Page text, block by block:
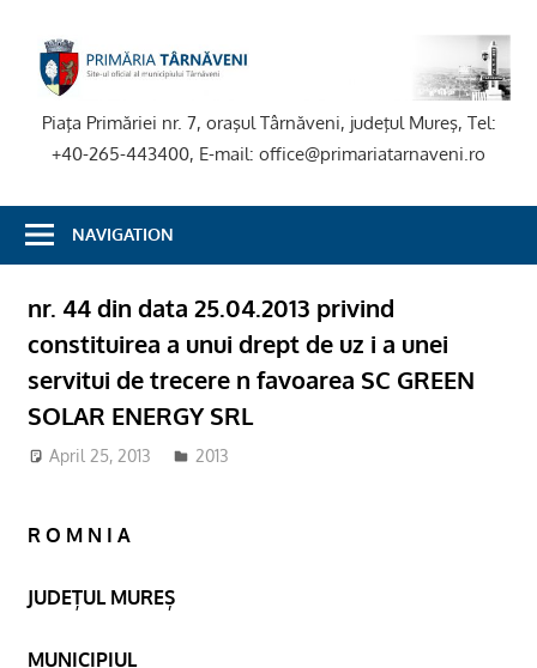
content
Piaţa Primăriei nr. 7, oraşul Târnăveni, judeţul Mureş, Tel:
+40-265-443400, E-mail: office@primariatarnaveni.ro
NAVIGATION
nr. 44 din data 25.04.2013 privind
constituirea a unui drept de uz i a unei
servitui de trecere n favoarea SC GREEN
SOLAR ENERGY SRL
April 25, 2013 2013
R O M N I A
JUDEȚUL MUREȘ
MUNICIPIUL